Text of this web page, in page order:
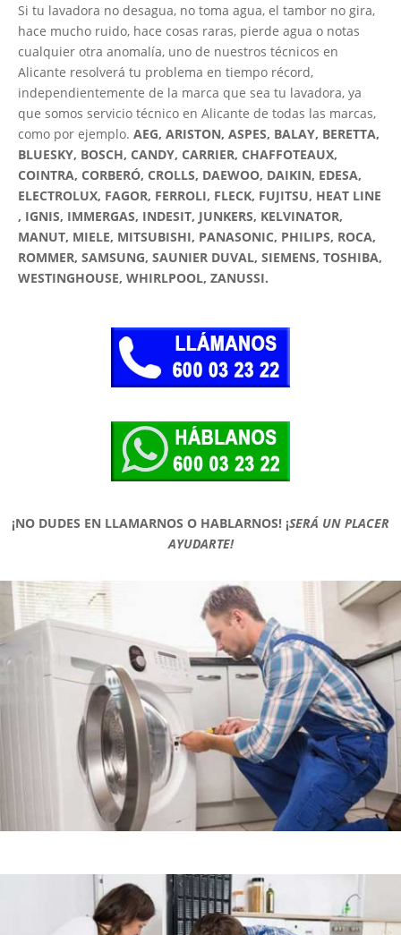
Si tu lavadora no desagua, no toma agua, el tambor no gira,
hace mucho ruido, hace cosas raras, pierde agua o notas
cualquier otra anomalía, uno de nuestros técnicos en
Alicante resolverá tu problema en tiempo récord,
independientemente de la marca que sea tu lavadora, ya
que somos servicio técnico en Alicante de todas las marcas,
como por ejemplo. AEG, ARISTON, ASPES, BALAY, BERETTA,
BLUESKY, BOSCH, CANDY, CARRIER, CHAFFOTEAUX,
COINTRA, CORBERÓ, CROLLS, DAEWOO, DAIKIN, EDESA,
ELECTROLUX, FAGOR, FERROLI, FLECK, FUJITSU, HEAT LINE
, IGNIS, IMMERGAS, INDESIT, JUNKERS, KELVINATOR,
MANUT, MIELE, MITSUBISHI, PANASONIC, PHILIPS, ROCA,
ROMMER, SAMSUNG, SAUNIER DUVAL, SIEMENS, TOSHIBA,
WESTINGHOUSE, WHIRLPOOL, ZANUSSI.
¡NO DUDES EN LLAMARNOS O HABLARNOS! ¡SERÁ UN PLACER
AYUDARTE!